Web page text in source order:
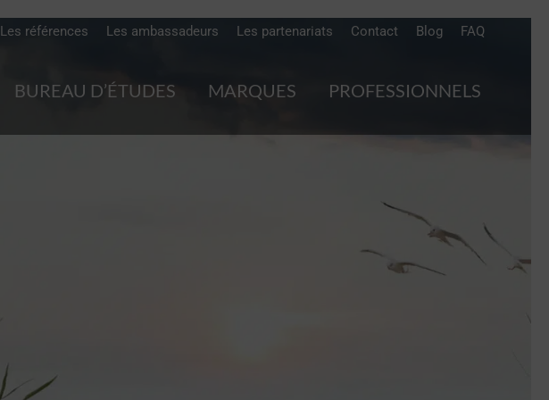
Les références Les ambassadeurs Les partenariats Contact Blog FAQ
BUREAU D’ÉTUDES MARQUES PROFESSIONNELS